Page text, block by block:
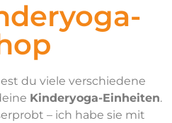
du viele verschiedene
Kinderyoga-Einheiten.
– ich habe sie mit